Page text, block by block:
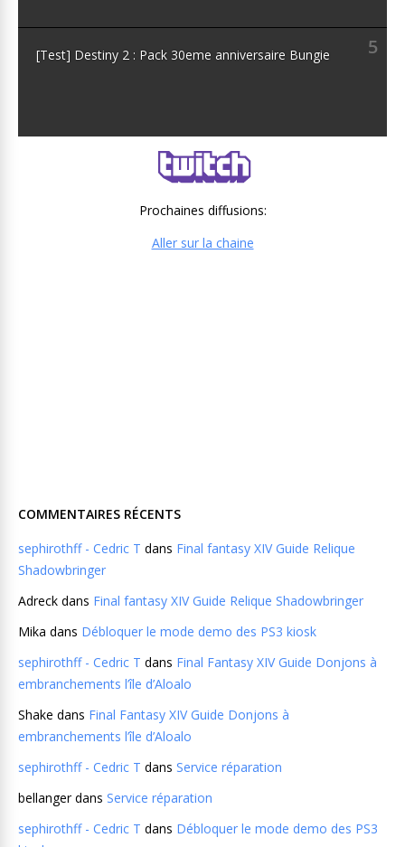
5
[Test] Destiny 2 : Pack 30eme anniversaire Bungie
Prochaines diffusions:
Aller sur la chaine
COMMENTAIRES RÉCENTS
sephirothff - Cedric T dans Final fantasy XIV Guide Relique
Shadowbringer
Adreck dans Final fantasy XIV Guide Relique Shadowbringer
Mika dans Débloquer le mode demo des PS3 kiosk
sephirothff - Cedric T dans Final Fantasy XIV Guide Donjons à
embranchements l’île d’Aloalo
Shake dans Final Fantasy XIV Guide Donjons à
embranchements l’île d’Aloalo
sephirothff - Cedric T dans Service réparation
bellangerdans Service réparation
sephirothff - Cedric T dans Débloquer le mode demo des PS3